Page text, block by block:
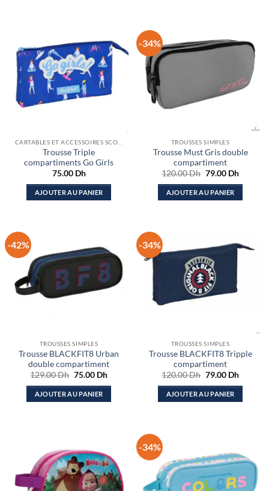
Trousse Triple
compartiments Go Girls
75.00 Dh
AJOUTER AU PANIER
-34%
TROUSSES SIMPLES
Trousse Must Gris double
compartiment
120.00Dh Le
initial
était :
79.00 DhLe
actuel
AJOUTER AU PANIER
-42%
TROUSSES SIMPLES
Trousse BLACKFIT8 Urban
double compartiment
129.00Dh Le
initial
était :
75.00 DhLe
actuel
AJOUTER AU PANIER
-34%
TROUSSES SIMPLES
Trousse BLACKFIT8 Tripple
compartiment
120.00Dh Le
initial
était :
79.00 DhLe
actuel
AJOUTER AU PANIER
-34%